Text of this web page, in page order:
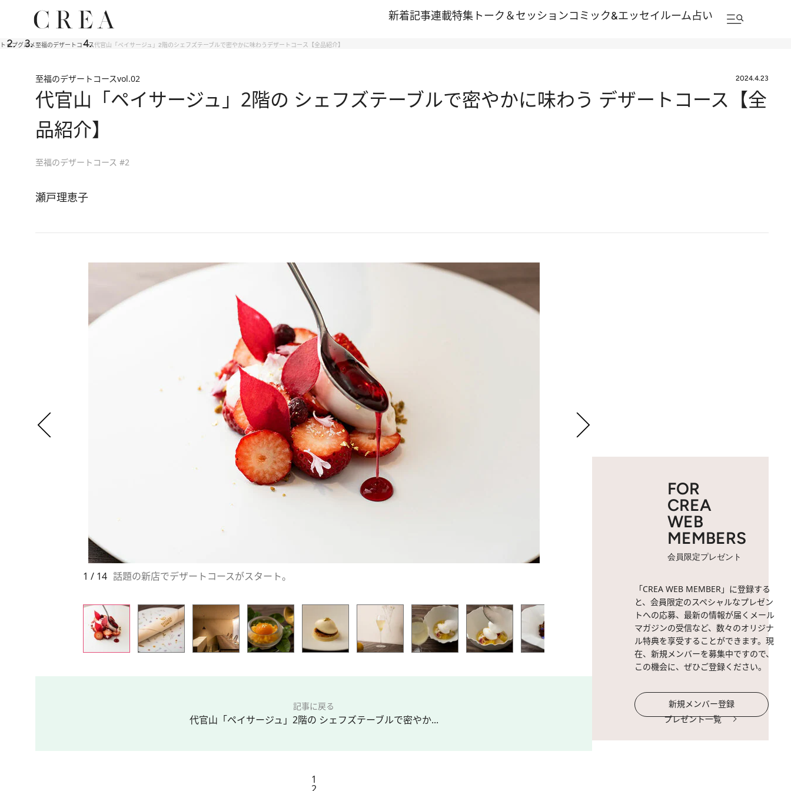
新着記事連載特集 トーク＆セッションコミック&エッセイルーム占い
トップグルメ至福のデザートコース代官山「ペイサージュ」2階のシェフズテーブルで密やかに味わうデザートコース【全品紹介】
至福のデザートコースvol.02 2024.4.23
代官山「ペイサージュ」2階の シェフズテーブルで密やかに味わう デザートコース【全
品紹介】
至福のデザートコース #2
瀬戸理恵子
1 / 14 話題の新店でデザートコースがスタート。
記事に戻る
代官山「ペイサージュ」2階の シェフズテーブルで密やか...
1
FOR
CREA
WEB
MEMBERS
会員限定プレゼント
「CREA WEB MEMBER」に登録する
と、会員限定のスペシャルなプレゼン
トへの応募、最新の情報が届くメール
マガジンの受信など、数々のオリジナ
ル特典を享受することができます。現
在、新規メンバーを募集中ですので、
この機会に、ぜひご登録ください。
新規メンバー登録
プレゼント一覧